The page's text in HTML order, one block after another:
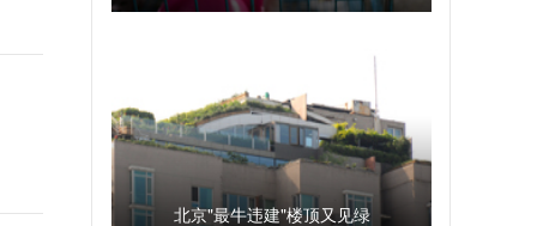
北京"最牛违建"楼顶又见绿